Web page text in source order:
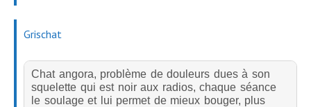
Grischat
Chat angora, problème de douleurs dues à son
squelette qui est noir aux radios, chaque séance
le soulage et lui permet de mieux bouger, plus